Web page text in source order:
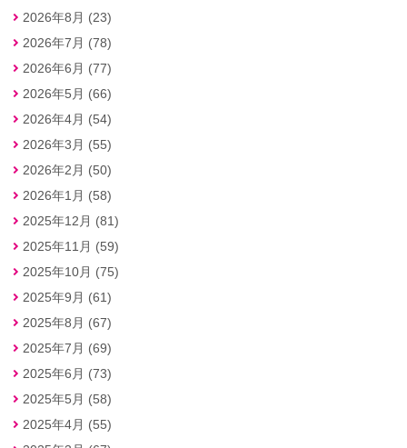
2026年8月 (23)
2026年7月 (78)
2026年6月 (77)
2026年5月 (66)
2026年4月 (54)
2026年3月 (55)
2026年2月 (50)
2026年1月 (58)
2025年12月 (81)
2025年11月 (59)
2025年10月 (75)
2025年9月 (61)
2025年8月 (67)
2025年7月 (69)
2025年6月 (73)
2025年5月 (58)
2025年4月 (55)